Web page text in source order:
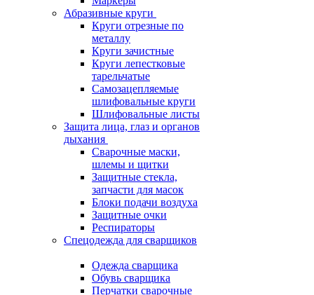
Абразивные круги
Круги отрезные по
металлу
Круги зачистные
Круги лепестковые
тарельчатые
Самозацепляемые
шлифовальные круги
Шлифовальные листы
Защита лица, глаз и органов
дыхания
Сварочные маски,
шлемы и щитки
Защитные стекла,
запчасти для масок
Блоки подачи воздуха
Защитные очки
Респираторы
Спецодежда для сварщиков
Одежда сварщика
Обувь сварщика
Перчатки сварочные